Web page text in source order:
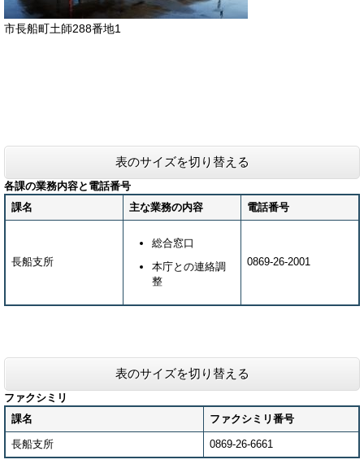
市長船町土師288番地1
表のサイズを切り替える
各課の業務内容と電話番号
課名
主な業務の内容 電話番号
長船支所
総合窓口
本庁との連絡調
整
0869-26-2001
表のサイズを切り替える
ファクシミリ
課名
ファクシミリ番号
長船支所 0869-26-6661